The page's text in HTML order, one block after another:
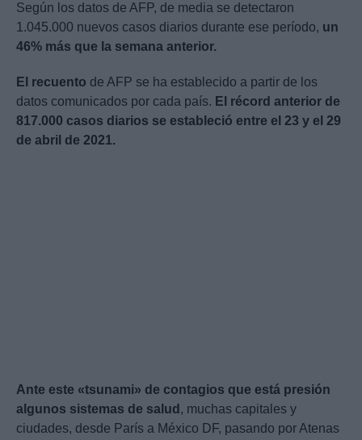
Según los datos de AFP, de media se detectaron
1.045.000 nuevos casos diarios durante ese período, un
46% más que la semana anterior.
El recuento de AFP se ha establecido a partir de los
datos comunicados por cada país. El récord anterior de
817.000 casos diarios se estableció entre el 23 y el 29
de abril de 2021.
Ante este «tsunami» de contagios que está presión
algunos sistemas de salud , muchas capitales y
ciudades, desde París a México DF, pasando por Atenas